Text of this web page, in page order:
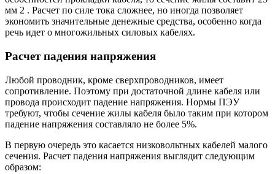
мм 2 . Расчет по силе тока сложнее, но иногда позволяет
экономить значительные денежные средства, особенно когда
речь идет о многожильных силовых кабелях.
Расчет падения напряжения
Любой проводник, кроме сверхпроводников, имеет
сопротивление. Поэтому при достаточной длине кабеля или
провода происходит падение напряжения. Нормы ПЭУ
требуют, чтобы сечение жилы кабеля было таким при котором
падение напряжения составляло не более 5%.
В первую очередь это касается низковольтных кабелей малого
сечения. Расчет падения напряжения выглядит следующим
образом: